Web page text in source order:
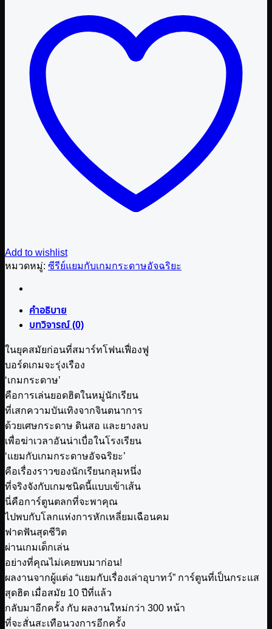
อัจฉริยะ
เล่ม
ชิ้น
Add to wishlist
หมวดหมู่: ซีรีย์แยมกับเกมกระดาษอัจฉริยะ
คำอธิบาย
บทวิจารณ์ (0)
ในยุคสมัยก่อนที่สมาร์ทโฟนเฟื่องฟู
บอร์ดเกมจะรุ่งเรือง
‘เกมกระดาษ’
คือการเล่นยอดฮิตในหมู่นักเรียน
ที่เสกความบันเทิงจากจินตนาการ
ด้วยเศษกระดาษ ดินสอ และยางลบ
เพื่อฆ่าเวลาอันน่าเบื่อในโรงเรียน
‘แยมกับเกมกระดาษอัจฉริยะ’
คือเรื่องราวของนักเรียนกลุมหนึ่ง
ที่จริงจังกับเกมชนิดนี้แบบเข้าเส้น
นี่คือการ์ตูนตลกที่จะพาคุณ
ไปพบกับโลกแห่งการหักเหลี่ยมเฉือนคม
ฟาดฟันสุดชีวิต
ผ่านเกมเด็กเล่น
อย่างที่คุณไม่เคยพบมาก่อน!
ผลงานจากผู้แต่ง “แยมกับเรื่องเล่าอุบาทว์” การ์ตูนที่เป็นกระแส
สุดฮิต เมื่อสมัย 10 ปีที่แล้ว
กลับมาอีกครั้ง กับ ผลงานใหม่กว่า 300 หน้า
ที่จะสั่นสะเทือนวงการอีกครั้ง